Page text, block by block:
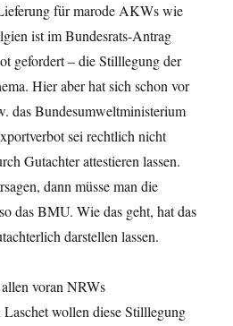
für marode AKWs wie
ist im Bundesrats-Antrag
gefordert – die Stilllegung der
Hier aber hat sich schon vor
das Bundesumweltministerium
sei rechtlich nicht
Gutachter attestieren lassen.
dann müsse man die
das BMU. Wie das geht, hat das
darstellen lassen.
voran NRWs
wollen diese Stilllegung